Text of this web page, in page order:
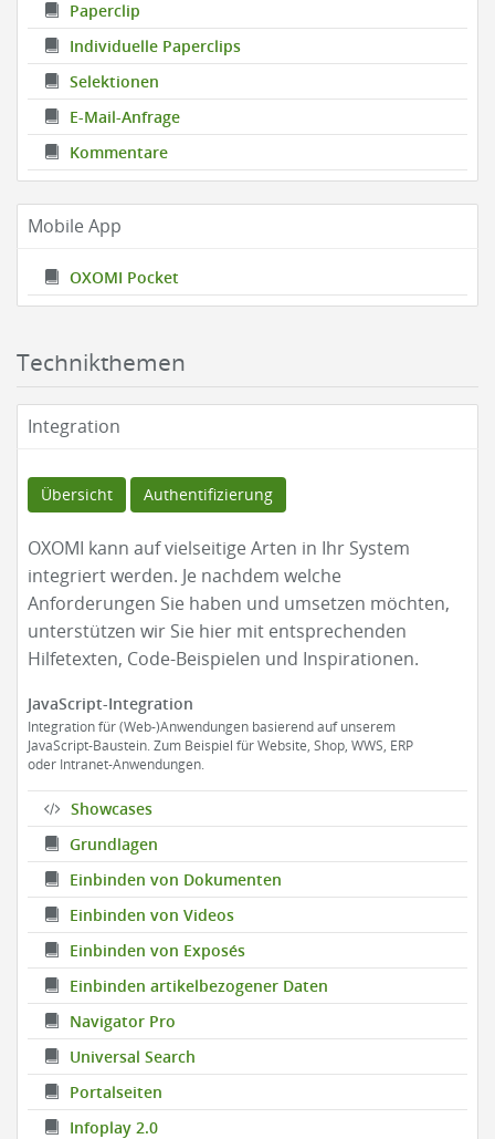
Paperclip
Individuelle Paperclips
Selektionen
E-Mail-Anfrage
Kommentare
Mobile App
OXOMI Pocket
Technikthemen
Integration
Übersicht Authentifizierung
OXOMI kann auf vielseitige Arten in Ihr System
integriert werden. Je nachdem welche
Anforderungen Sie haben und umsetzen möchten,
unterstützen wir Sie hier mit entsprechenden
Hilfetexten, Code-Beispielen und Inspirationen.
JavaScript-Integration
Integration für (Web-)Anwendungen basierend auf unserem
JavaScript-Baustein. Zum Beispiel für Website, Shop, WWS, ERP
oder Intranet-Anwendungen.
Showcases
Grundlagen
Einbinden von Dokumenten
Einbinden von Videos
Einbinden von Exposés
Einbinden artikelbezogener Daten
Navigator Pro
Universal Search
Portalseiten
Infoplay 2.0